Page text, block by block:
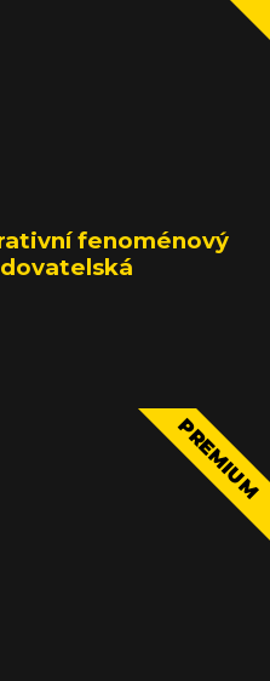
fenoménový
PREMIUM